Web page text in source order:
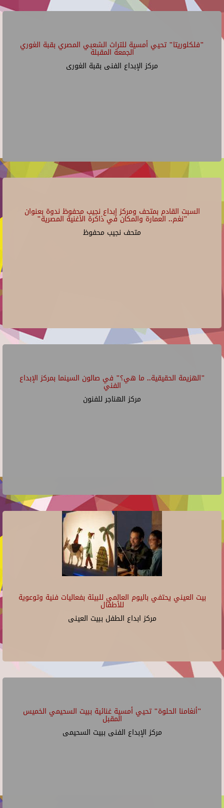
"فلكلوريتا" تحيي أمسية للتراث الشعبي المصري بقبة الغوري
الجمعة المقبلة
مركز الإبداع الفنى بقبة الغورى
السبت القادم بمتحف ومركز إبداع نجيب محفوظ ندوة بعنوان
"نغم.. العمارة والمكان في ذاكرة الأغنية المصرية"
متحف نجيب محفوظ
"الهزيمة الحقيقية.. ما هي؟" في صالون السينما بمركز الإبداع
الفني
مركز الهناجر للفنون
بيت العيني يحتفي باليوم العالمي للبيئة بفعاليات فنية وتوعوية
للأطفال
مركز ابداع الطفل ببيت العينى
"أنغامنا الحلوة" تحيي أمسية غنائية ببيت السحيمي الخميس
المقبل
مركز الإبداع الفنى ببيت السحيمى